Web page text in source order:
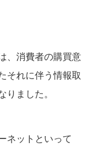
、消費者の購買意
それに伴う情報取
ました。
ネットといって